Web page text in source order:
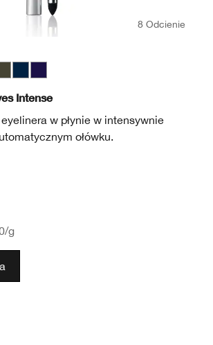
8 Odcienie
Intense
w płynie w intensywnie
ołówku.
/g